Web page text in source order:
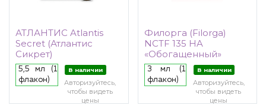
АТЛАНТИС Atlantis
Secret (Атлантис
Сикрет)
5,5 мл (1
флакон)
В наличии
Авторизуйтесь,
чтобы видеть
цены
Филорга (Filorga)
NCTF 135 HA
«Обогащенный»
3 мл (1
флакон)
В наличии
Авторизуйтесь,
чтобы видеть
цены